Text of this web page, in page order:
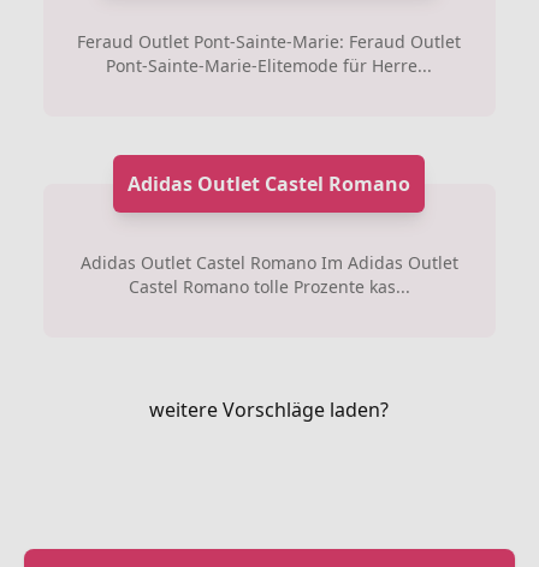
Feraud Outlet Pont-Sainte-Marie: Feraud Outlet
Pont-Sainte-Marie-Elitemode für Herre...
Adidas Outlet Castel Romano
Adidas Outlet Castel Romano Im Adidas Outlet
Castel Romano tolle Prozente kas...
weitere Vorschläge laden?